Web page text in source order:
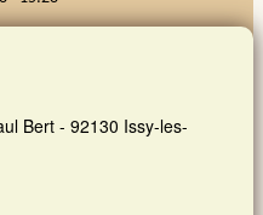
Bert - 92130 Issy-les-